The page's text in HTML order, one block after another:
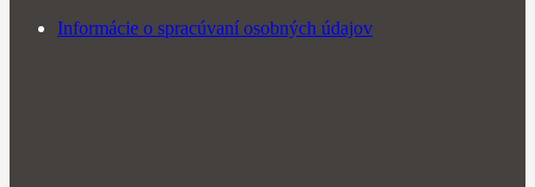
Informácie o spracúvaní osobných údajov